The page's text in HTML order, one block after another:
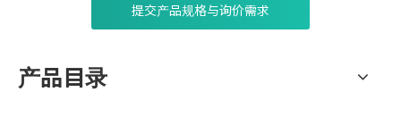
提交产品规格与询价需求
产品目录